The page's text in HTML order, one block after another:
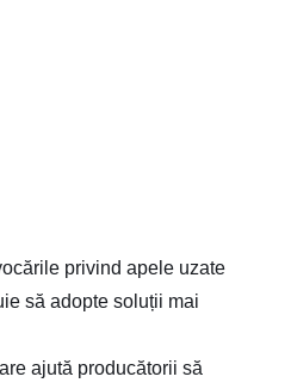
privind apele uzate
să adopte soluții mai
ajută producătorii să